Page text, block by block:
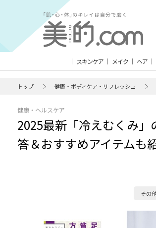
スキンケア メイク ヘア
トップ 健康・ボディケア・リフレッシュ
健康・ヘルスケア
2025最新「冷えむくみ
答＆おすすめアイテムも
その